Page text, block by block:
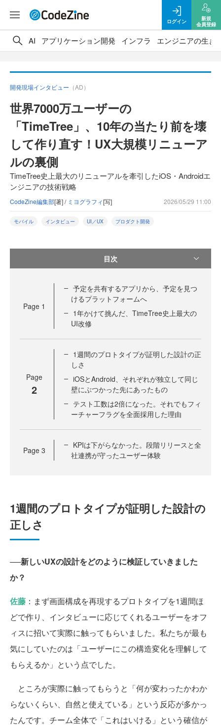
ログイン
新規
会員登録
AI アプリケーション開発 インフラ エンジニアの生き
開発現場インタビュー （AD）
世界7000万ユーザーの
「TimeTree」、10年の当たり前を壊
して作り直す！UX大規模リニューア
ルの裏側
TimeTree史上最大のリニューアルを牽引したiOS・Androidエ
ンジニアの技術戦略
CodeZine編集部[著] / ミヨグラフィ[写] 2026/05/29 11:00
モバイル インタビュー UI／UX プロダクト開発
目次
Page 1
予定を共有するアプリから、予定を見つ
けるプラットフォームへ
1年かけて挑んだ、TimeTree史上最大の
UI改修
Page
2
1週間のプロトタイプが証明した設計の正
しさ
iOSとAndroid、それぞれが独立して同じ
壁にぶつかった先にあったもの
テスト工数は2倍になった。それでもフィ
ーチャーフラグを全面採用した理由
Page 3
KPIは下がらなかった。段階リリースと全
社連携が守ったユーザー体験
1週間のプロトタイプが証明した設計の
正しさ
──新しいUXの設計をどのように検証していきました
か？
佐藤 ：まず画面構成を再現するプロトタイプを1週間ほ
どで作り、インタビューに応じてくれるユーザーをオフ
ィスに招いて実際に触ってもらいました。私たちが最も
気にしていたのは「ユーザーにこの構造変化を理解して
もらえるか」という点でした。
ところが実際に触ってもらうと「何が変わったかわか
らないくらい、自然と使えている」という反応が多かっ
たんです。チーム全体で「これはいける」という確信が